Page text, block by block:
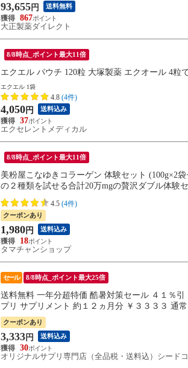
93,655 円 送料無料
867
大正製薬ダイレクト
8/8時点_ポイント最大11倍
エクエル パウチ 120粒 大塚製薬 エクオール 4粒
エクエル 1袋
4.8 (4件)
4,050 円 送料込み
37
エクセレントメディカル
8/8時点_ポイント最大11倍
美粉屋こなゆきコラーゲン 体験セット (100g×2
の２種類を試せる合計20万mgの贅沢ダブル体験
メール便/5セット~宅配便】
4.5 (4件)
クーポンあり
1,980 円 送料込み
18
タマチャンショップ
セール 8/8時点_ポイント最大25倍
送料無料 一年分超特価 酷暑対策セール ４１％
プリ サプリメント 約１２ヵ月分 ￥３３３３ 通
クーポンあり
3,333 円 送料込み
30
オリジナルサプリ専門店（全品税・送料込）シード